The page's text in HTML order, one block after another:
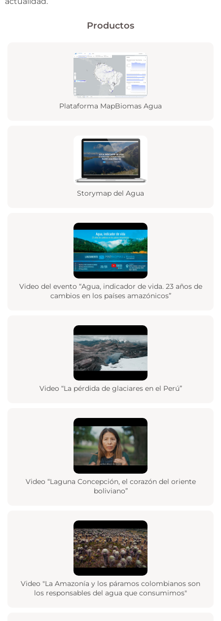
Productos
Plataforma MapBiomas Agua
Storymap del Agua
Video del evento “Agua, indicador de vida. 23 años de
cambios en los países amazónicos”
Video “La pérdida de glaciares en el Perú”
Video “Laguna Concepción, el corazón del oriente
boliviano”
Video "La Amazonía y los páramos colombianos son
los responsables del agua que consumimos"